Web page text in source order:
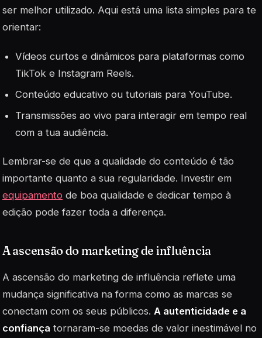
ser melhor utilizado. Aqui está uma lista simples para te
orientar:
Vídeos curtos e dinâmicos para plataformas como
TikTok e Instagram Reels.
Conteúdo educativo ou tutoriais para YouTube.
Transmissões ao vivo para interagir em tempo real
com a tua audiência.
Lembrar-se de que a qualidade do conteúdo é tão
importante quanto a sua regularidade. Investir em
equipamento de boa qualidade e dedicar tempo à
edição pode fazer toda a diferença.
A ascensão do marketing de influência
A ascensão do marketing de influência reflete uma
mudança significativa na forma como as marcas se
conectam com os seus públicos. A autenticidade e a
confiança tornaram-se moedas de valor inestimável no